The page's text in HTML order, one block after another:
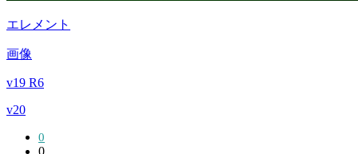
エレメント
画像
v19 R6
v20
0
0